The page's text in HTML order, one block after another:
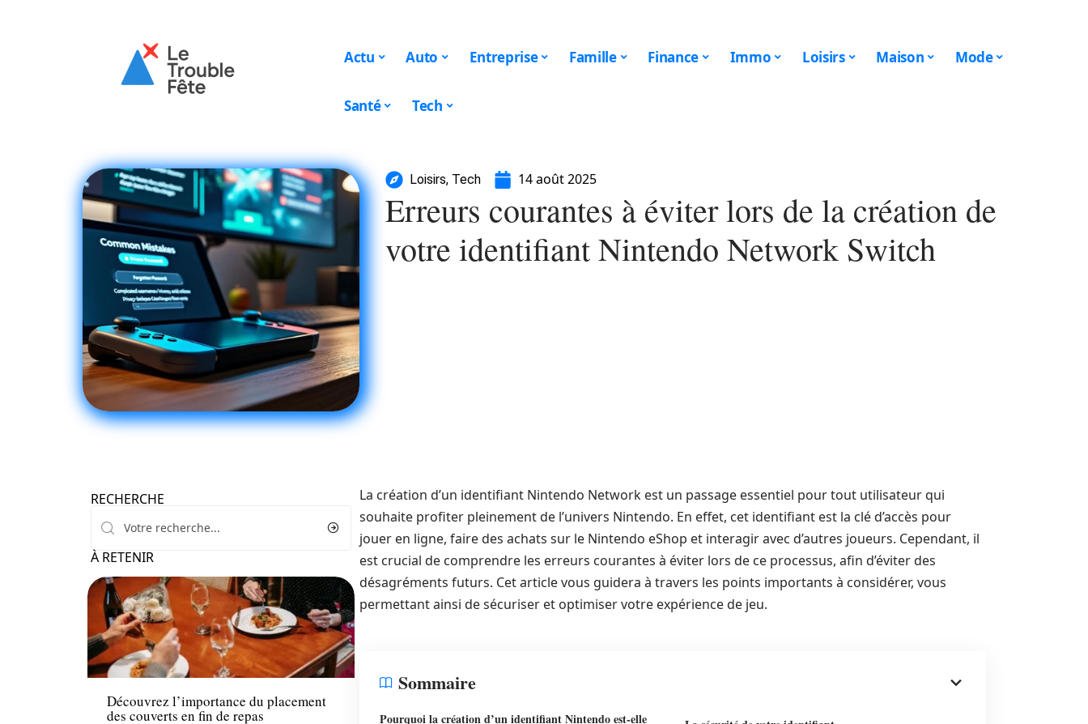
Actu Auto Entreprise Famille Finance Immo Loisirs Maison Mode
Santé Tech
Loisirs, Tech 14 août 2025
Erreurs courantes à éviter lors de la création de
votre identifiant Nintendo Network Switch
RECHERCHE
À RETENIR
Santé
Découvrez l’importance du placement
des couverts en fin de repas
La création d’un identifiant Nintendo Network est un passage essentiel pour tout utilisateur qui
souhaite profiter pleinement de l’univers Nintendo. En effet, cet identifiant est la clé d’accès pour
jouer en ligne, faire des achats sur le Nintendo eShop et interagir avec d’autres joueurs. Cependant, il
est crucial de comprendre les erreurs courantes à éviter lors de ce processus, afin d’éviter des
désagréments futurs. Cet article vous guidera à travers les points importants à considérer, vous
permettant ainsi de sécuriser et optimiser votre expérience de jeu.
Sommaire
Pourquoi la création d’un identifiant Nintendo est-elle